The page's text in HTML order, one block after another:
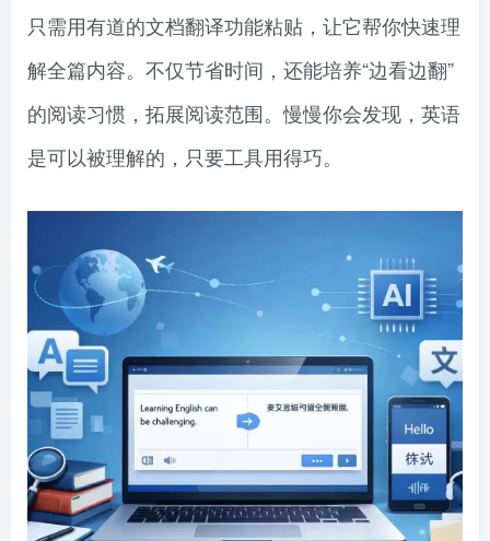
只需用有道的文档翻译功能粘贴，让它帮你快速理
解全篇内容。不仅节省时间，还能培养“边看边翻”
的阅读习惯，拓展阅读范围。慢慢你会发现，英语
是可以被理解的，只要工具用得巧。